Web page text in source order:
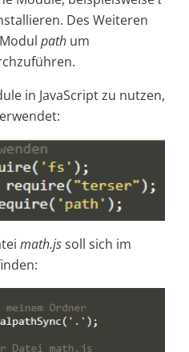
Des Weiteren
path um
in JavaScript zu nutzen,
math.jssoll sich im